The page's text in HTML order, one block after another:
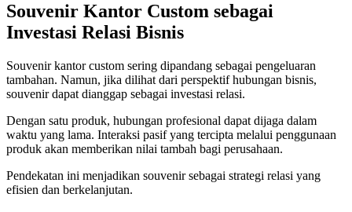
Souvenir Kantor Custom sebagai
Investasi Relasi Bisnis
Souvenir kantor custom sering dipandang sebagai pengeluaran
tambahan. Namun, jika dilihat dari perspektif hubungan bisnis,
souvenir dapat dianggap sebagai investasi relasi.
Dengan satu produk, hubungan profesional dapat dijaga dalam
waktu yang lama. Interaksi pasif yang tercipta melalui penggunaan
produk akan memberikan nilai tambah bagi perusahaan.
Pendekatan ini menjadikan souvenir sebagai strategi relasi yang
efisien dan berkelanjutan.